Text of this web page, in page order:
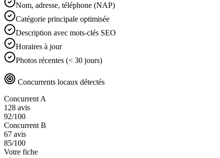
Nom, adresse, téléphone (NAP)
Catégorie principale optimisée
Description avec mots-clés SEO
Horaires à jour
Photos récentes (< 30 jours)
Concurrents locaux détectés
Concurrent A
128 avis
92/100
Concurrent B
67 avis
85/100
Votre fiche